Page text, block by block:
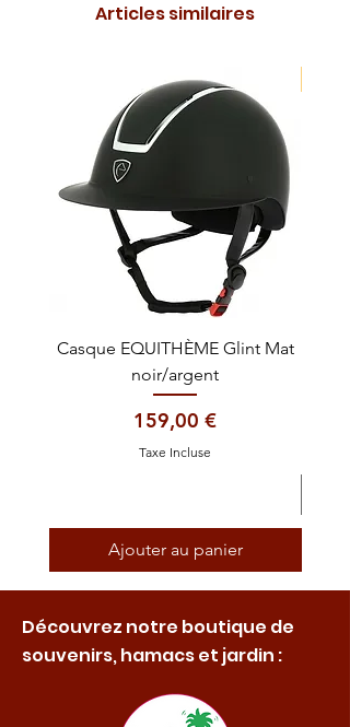
Articles similaires
Casque EQUITHÈME Glint Mat
noir/argent
Prix
159,00 €
Taxe Incluse
Ajouter au panier
Découvrez notre boutique de
souvenirs, hamacs et jardin :